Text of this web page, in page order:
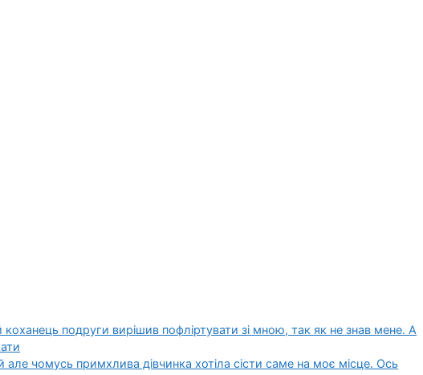
коханець подруги вирішив пофліртувати зі мною, так як не знав мене. А
але чомусь примхлива дівчинка хотіла сісти саме на моє місце. Ось